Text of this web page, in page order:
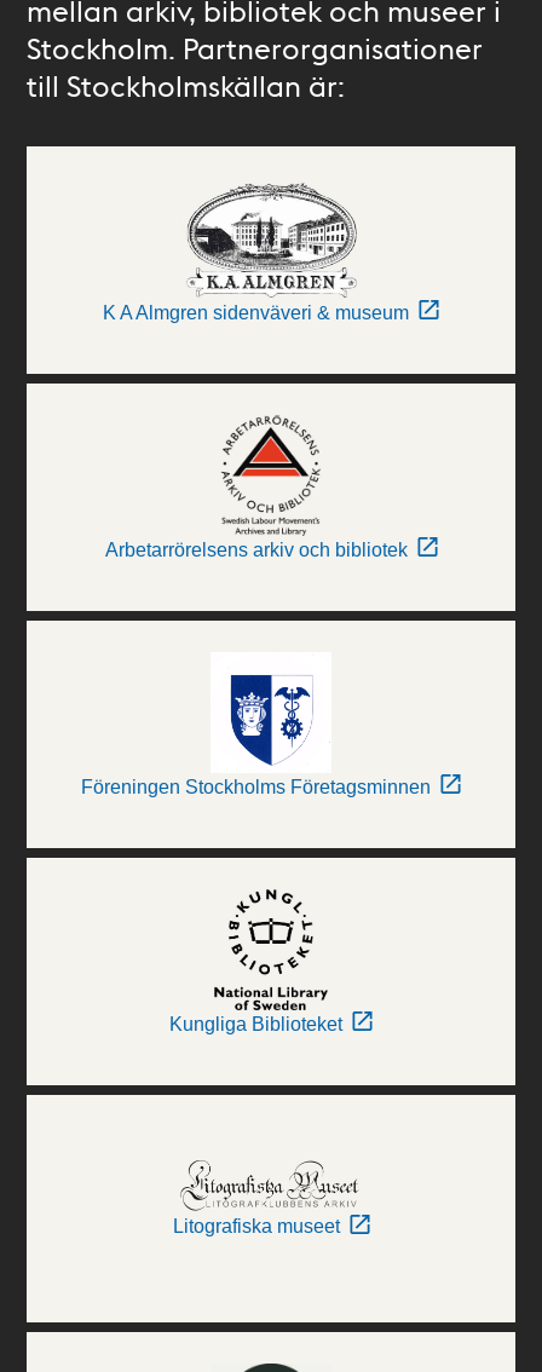
mellan arkiv, bibliotek och museer i
Stockholm. Partnerorganisationer
till Stockholmskällan är:
K A Almgren sidenväveri & museum
Arbetarrörelsens arkiv och bibliotek
Föreningen Stockholms Företagsminnen
Kungliga Biblioteket
Litografiska museet